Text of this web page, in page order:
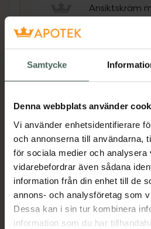
Samtycke
Denna webbplats använder
Vi använder enhetsidentifierare
och annonserna till användarna,
för sociala medier och analysera
vidarebefordrar även sådana
information från din enhet till de
annons- och analysföretag som
Dessa kan i sin tur kombinera
information som du har
Ansiktskräm
Pris
Köp båda för
Köp
Beskrivning
Glucoside Foaming
skumrengöring som
bort smuts och